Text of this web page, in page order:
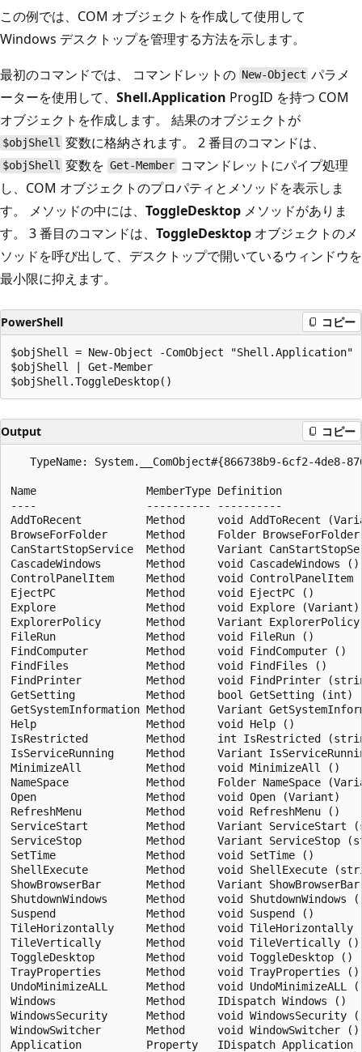
この例では、COM オブジェクトを作成して使用して
Windows デスクトップを管理する方法を示します。
最初のコマンドでは、
コマンドレットの New-Object パラメ
ーターを使用して、 Shell.Application ProgID を持つ COM
オブジェクトを作成します。 結果のオブジェクトが
$objShell 変数に格納されます。 2 番目のコマンドは、
$objShell 変数を Get-Member コマンドレットにパイプ処理
し、COM オブジェクトのプロパティとメソッドを表示しま
す。 メソッドの中には、 ToggleDesktop メソッドがありま
す。 3 番目のコマンドは、 ToggleDesktop オブジェクトのメ
ソッドを呼び出して、デスクトップで開いているウィンドウを
最小限に抑えます。
PowerShell コピー
$objShell = New-Object -ComObject "Shell.Application"
$objShell | Get-Member
Output コピー
TypeName: System.__ComObject#{866738b9-6cf2-4de8-
Name                 MemberType Definition
----                 ---------- ----------
AddToRecent          Method     void AddToRecent
BrowseForFolder      Method     Folder
CanStartStopService  Method     Variant
CascadeWindows       Method     void CascadeWindows ()
ControlPanelItem     Method     void
EjectPC              Method     void EjectPC ()
Explore              Method     void Explore (Variant)
ExplorerPolicy       Method     Variant
FileRun              Method     void FileRun ()
FindComputer         Method     void FindComputer ()
FindFiles            Method     void FindFiles ()
FindPrinter          Method     void FindPrinter
GetSetting           Method     bool GetSetting (int)
GetSystemInformation Method     Variant
Help                 Method     void Help ()
IsRestricted         Method     int IsRestricted
IsServiceRunning     Method     Variant
MinimizeAll          Method     void MinimizeAll ()
NameSpace            Method     Folder NameSpace
Open                 Method     void Open (Variant)
RefreshMenu          Method     void RefreshMenu ()
ServiceStart         Method     Variant ServiceStart
ServiceStop          Method     Variant ServiceStop
SetTime              Method     void SetTime ()
ShellExecute         Method     void ShellExecute
ShowBrowserBar       Method     Variant
ShutdownWindows      Method     void ShutdownWindows
Suspend              Method     void Suspend ()
TileHorizontally     Method     void TileHorizontally
TileVertically       Method     void TileVertically ()
ToggleDesktop        Method     void ToggleDesktop ()
TrayProperties       Method     void TrayProperties ()
UndoMinimizeALL      Method     void UndoMinimizeALL
Windows              Method     IDispatch Windows ()
WindowsSecurity      Method     void WindowsSecurity
WindowSwitcher       Method     void WindowSwitcher ()
Application          Property   IDispatch Application